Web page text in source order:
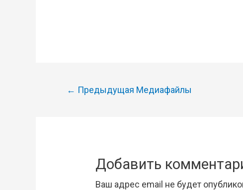
Навигация
← Предыдущая Медиафайлы
Добавить
Ваш адрес email не будет